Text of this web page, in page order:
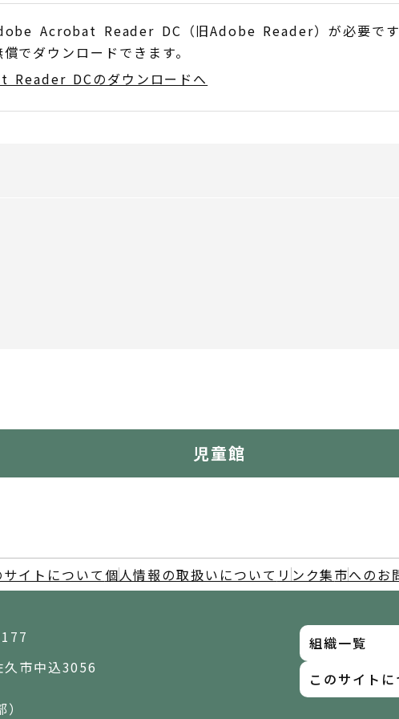
Acrobat Reader DC（旧Adobe Reader）が必要で
でダウンロードできます。
DCのダウンロードへ
児童館
サイトについて 個人情報の取扱いについて リンク集市へのお
市中込3056
組織一覧
このサイト